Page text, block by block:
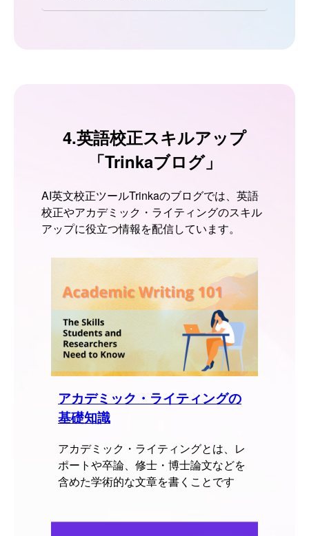
4.英語校正スキルアップ
「Trinkaブログ」
AI英文校正ツールTrinkaのブログでは、英語
校正やアカデミック・ライティングのスキル
アップに役立つ情報を配信しています。
アカデミック・ライティングの
基礎知識
アカデミック・ライティングとは、レ
ポートや卒論、修士・博士論文などを
含めた学術的な文章を書くことです